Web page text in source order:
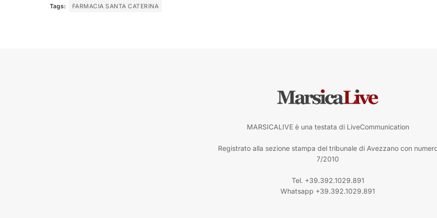
Tags: FARMACIA SANTA CATERINA
MARSICALIVE è una testata di LiveCommunication
Registrato alla sezione stampa del tribunale di Avezzano con
7/2010
Tel. +39.392.1029.891
Whatsapp +39.392.1029.891